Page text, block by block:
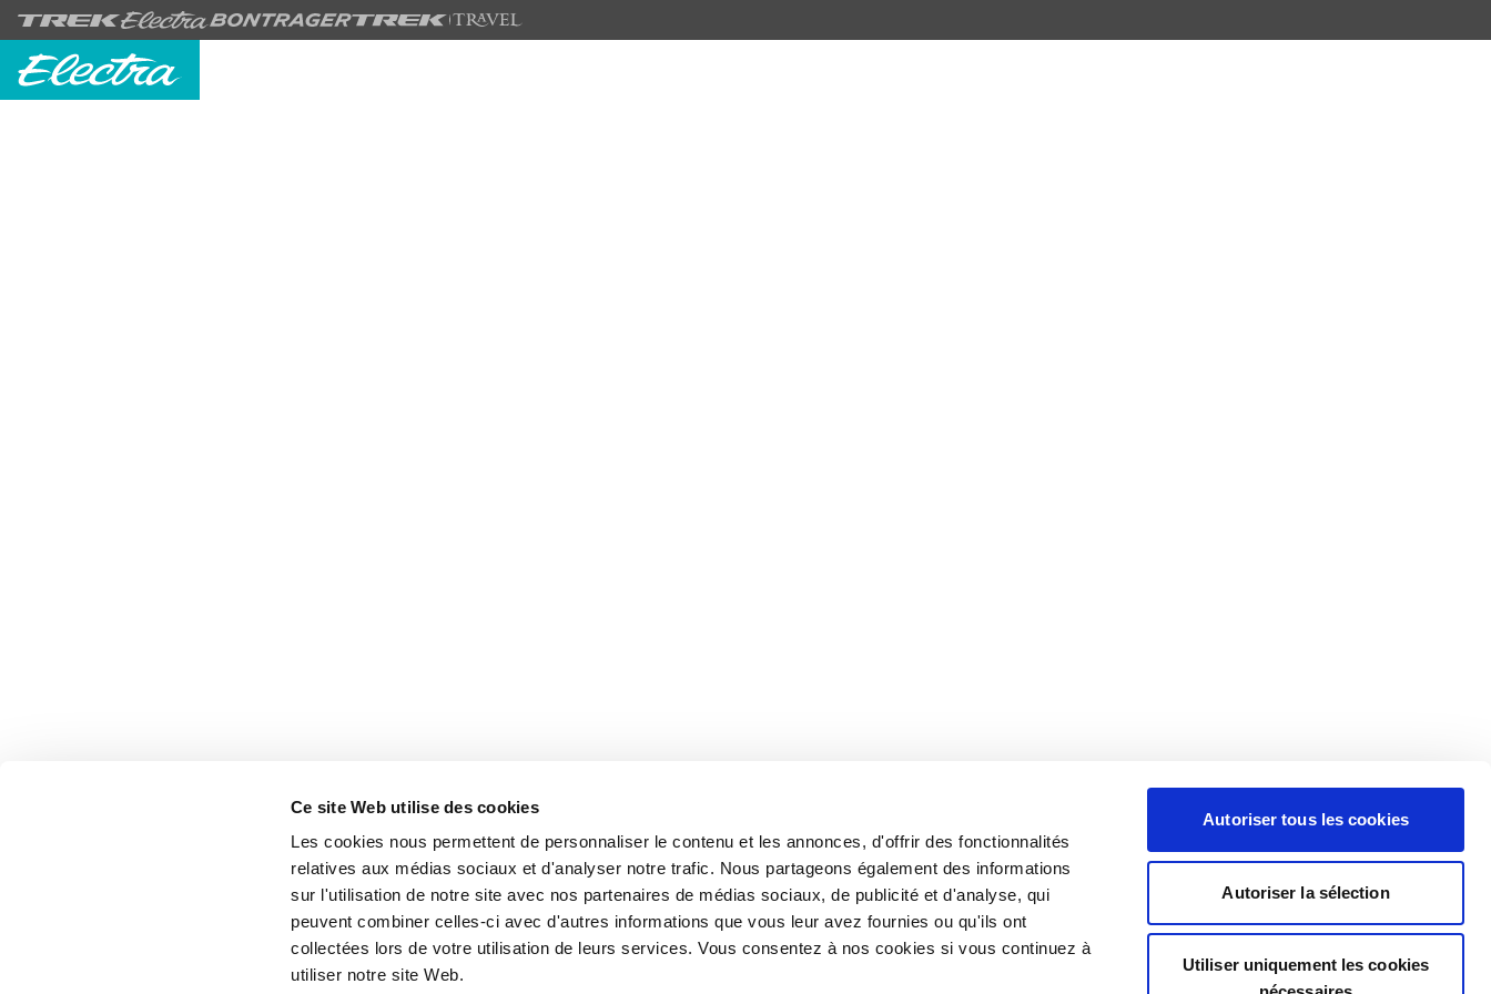
Ce site Web utilise des cookies
Les cookies nous permettent de personnaliser le contenu et les annonces, d'offrir des fonctionnalités
relatives aux médias sociaux et d'analyser notre trafic. Nous partageons également des informations
sur l'utilisation de notre site avec nos partenaires de médias sociaux, de publicité et d'analyse, qui
peuvent combiner celles-ci avec d'autres informations que vous leur avez fournies ou qu'ils ont
collectées lors de votre utilisation de leurs services. Vous consentez à nos cookies si vous continuez à
utiliser notre site Web.
Autoriser tous les cookies
Autoriser la sélection
Utiliser uniquement les cookies